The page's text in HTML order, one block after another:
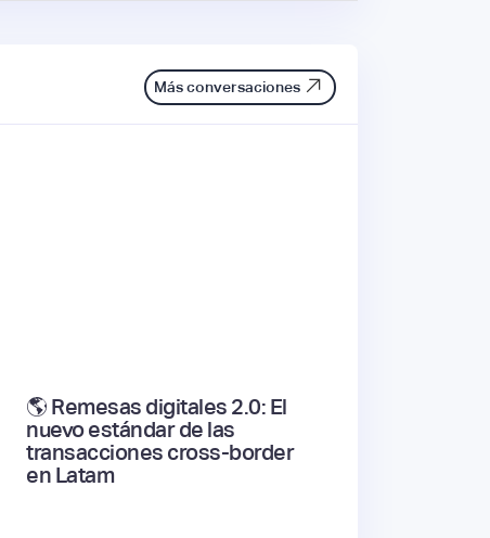
Más conversaciones
🌎 Remesas digitales 2.0: El
nuevo estándar de las
transacciones cross-border
en Latam